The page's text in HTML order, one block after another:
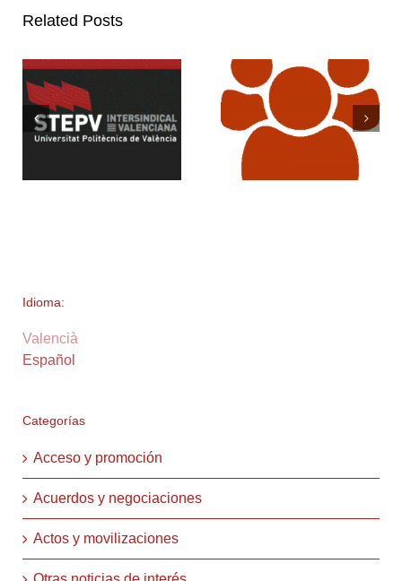
Related Posts
Idioma:
Valencià
Español
Categorías
Acceso y promoción
Acuerdos y negociaciones
Actos y movilizaciones